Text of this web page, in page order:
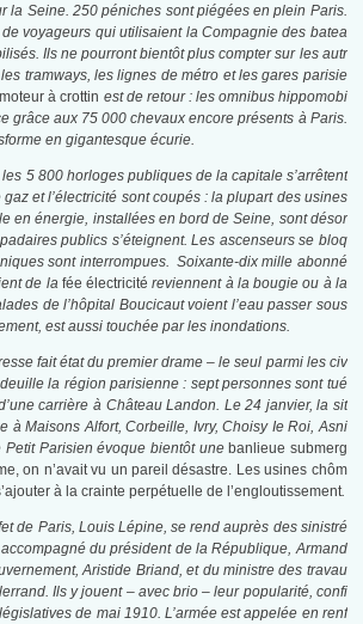
la Seine. 250 péniches sont piégées en plein Paris.
voyageurs qui utilisaient la Compagnie des batea
Ils ne pourront bientôt plus compter sur les autr
tramways, les lignes de métro et les gares parisie
moteur à crottin est de retour : les omnibus hippomobi
grâce aux 75 000 chevaux encore présents à Paris.
en gigantesque écurie.
5 800 horloges publiques de la capitale s’arrêtent
gaz et l’électricité sont coupés : la plupart des usines
en énergie, installées en bord de Seine, sont désor
publics s’éteignent. Les ascenseurs se bloq
sont interrompues. Soixante-dix mille abonné
de la fée électricité reviennent à la bougie ou à la
de l’hôpital Boucicaut voient l’eau passer sous
est aussi touchée par les inondations.
fait état du premier drame – le seul parmi les civ
la région parisienne : sept personnes sont tué
carrière à Château Landon. Le 24 janvier, la sit
à Maisons Alfort, Corbeille, Ivry, Choisy Ie Roi, Asni
Parisien évoque bientôt une banlieue submerg
on n’avait vu un pareil désastre. Les usines chôm
à la crainte perpétuelle de l’engloutissement.
de Paris, Louis Lépine, se rend auprès des sinistré
du président de la République, Armand
Aristide Briand, et du ministre des travau
Ils y jouent – avec brio – leur popularité, confi
de mai 1910. L’armée est appelée en renf